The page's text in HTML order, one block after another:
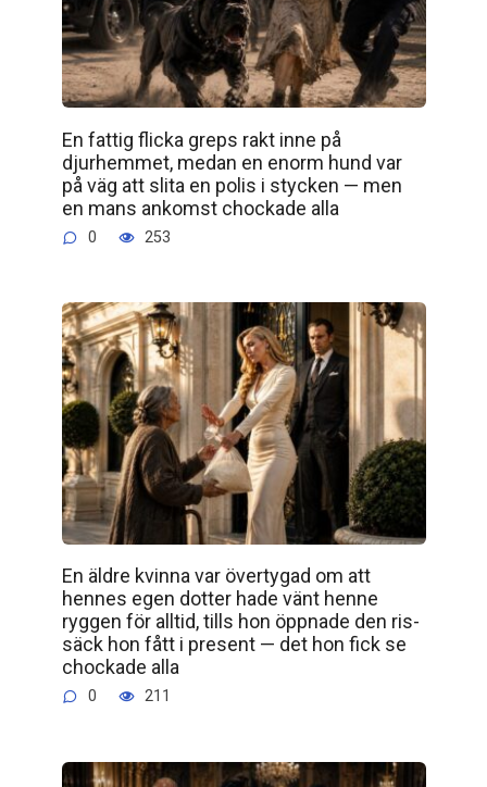
En fattig flicka greps rakt inne på
djurhemmet, medan en enorm hund var
på väg att slita en polis i stycken — men
en mans ankomst chockade alla
0 253
En äldre kvinna var övertygad om att
hennes egen dotter hade vänt henne
ryggen för alltid, tills hon öppnade den ris­
säck hon fått i present — det hon fick se
chockade alla
0 211